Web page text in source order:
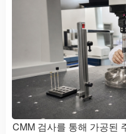
CMM 검사를 통해 가공된